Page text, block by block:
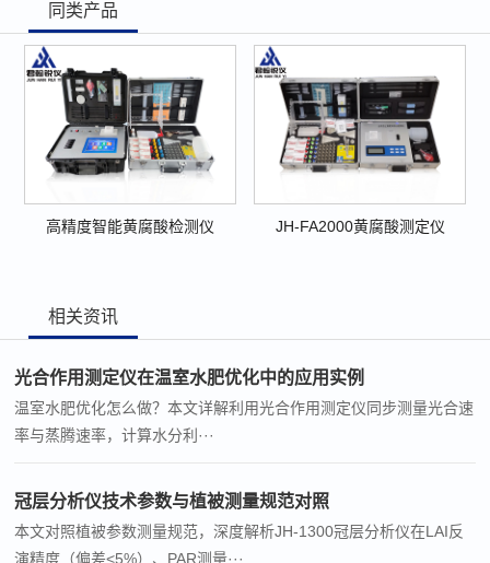
同类产品
高精度智能黄腐酸检测仪 JH-FA2000黄腐酸测定仪
相关资讯
光合作用测定仪在温室水肥优化中的应用实例
温室水肥优化怎么做？本文详解利用光合作用测定仪同步测量光合速
率与蒸腾速率，计算水分利···
冠层分析仪技术参数与植被测量规范对照
本文对照植被参数测量规范，深度解析JH-1300冠层分析仪在LAI反
演精度（偏差<5%）、PAR测量···